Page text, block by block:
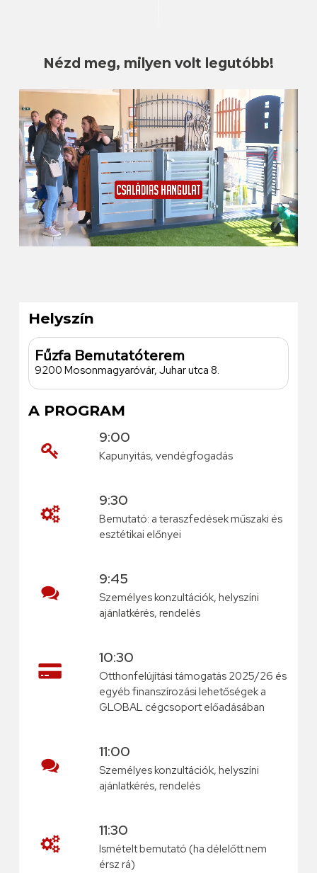
Nézd meg, milyen volt legutóbb!
Helyszín
Fűzfa Bemutatóterem
9200 Mosonmagyaróvár, Juhar utca 8.
A PROGRAM
9:00
Kapunyitás, vendégfogadás
9:30
Bemutató: a teraszfedések műszaki és
esztétikai előnyei
9:45
Személyes konzultációk, helyszíni
ajánlatkérés, rendelés
10:30
Otthonfelújítási támogatás 2025/26 és
egyéb finanszírozási lehetőségek a
GLOBAL cégcsoport előadásában
11:00
Személyes konzultációk, helyszíni
ajánlatkérés, rendelés
11:30
Ismételt bemutató (ha délelőtt nem
érsz rá)